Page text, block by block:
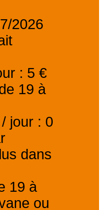
2026
: 5 €
19 à
jour : 0
dans
19 à
ou